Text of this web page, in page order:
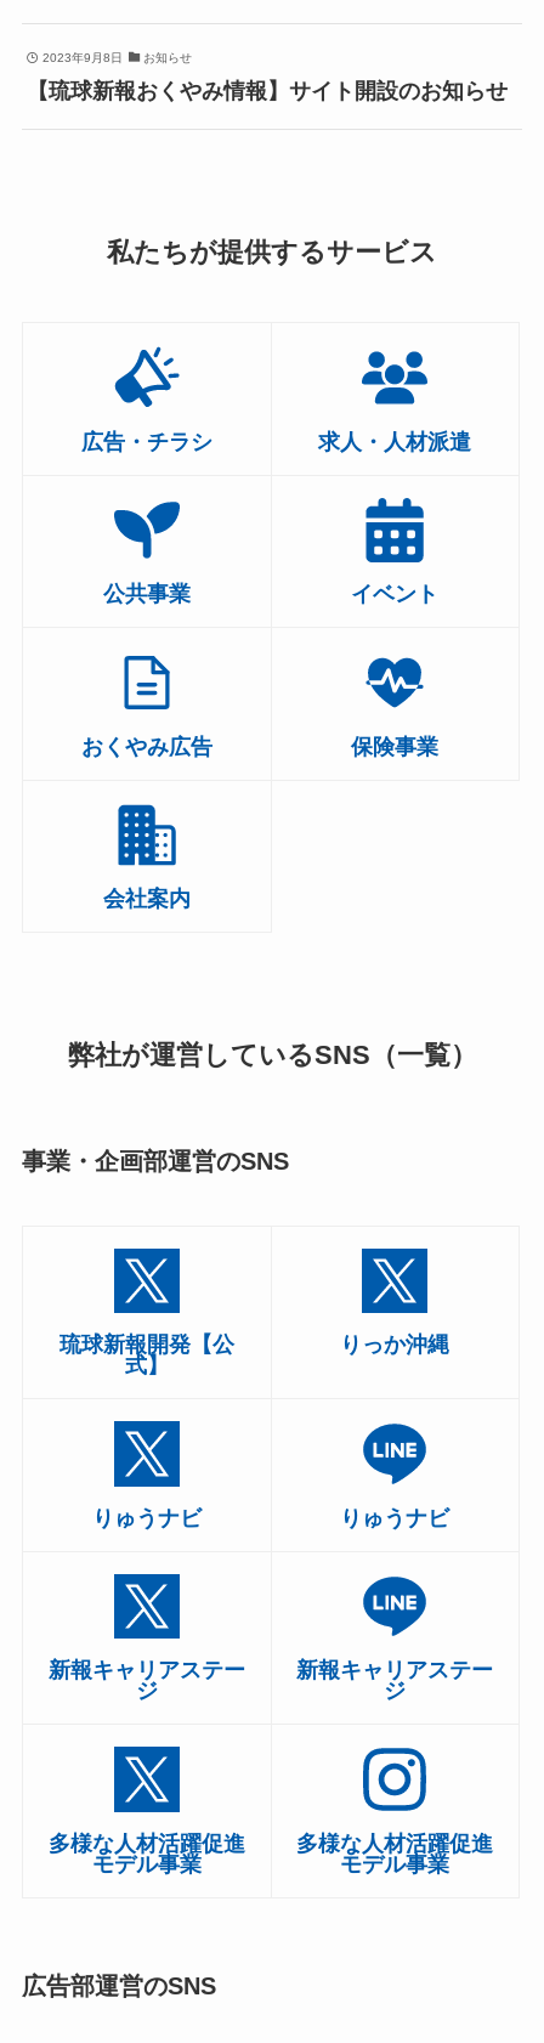
2023年9月8日 お知らせ
【琉球新報おくやみ情報】サイト開設のお知らせ
私たちが提供するサービス
広告・チラシ 求人・人材派遣
公共事業 イベント
おくやみ広告 保険事業
会社案内
弊社が運営しているSNS（一覧）
事業・企画部運営のSNS
琉球新報開発【公
式】
りっか沖縄
りゅうナビ りゅうナビ
新報キャリアステー
ジ
新報キャリアステー
ジ
多様な人材活躍促進
モデル事業
多様な人材活躍促進
モデル事業
広告部運営のSNS